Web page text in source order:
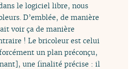
le logiciel libre, nous
D’emblée, de manière
voir ça de manière
! Le bricoleur est celui
un plan préconçu,
une finalité précise : il